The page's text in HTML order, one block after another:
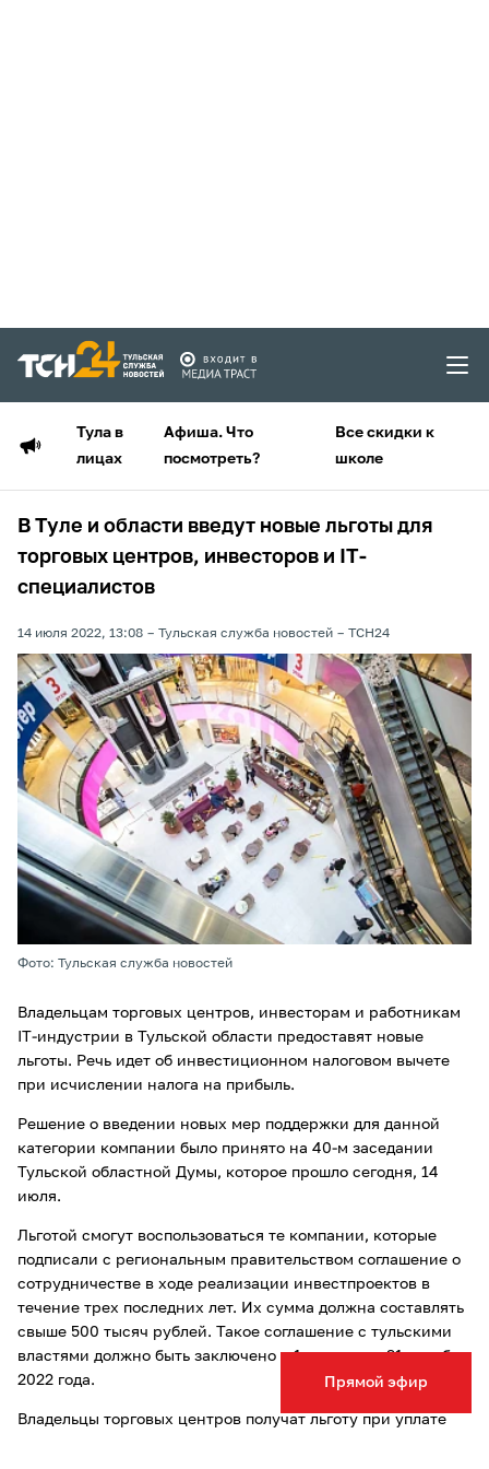
Тула в
лицах
Афиша. Что
посмотреть?
Все скидки к
школе
Прямой эфир
В Туле и области введут новые льготы для
торговых центров, инвесторов и IT-
специалистов
14 июля 2022, 13:08 Тульская служба новостей ТСН24
Фото: Тульская служба новостей
Владельцам торговых центров, инвесторам и работникам
IT-индустрии в Тульской области предоставят новые
льготы. Речь идет об инвестиционном налоговом вычете
при исчислении налога на прибыль.
Решение о введении новых мер поддержки для данной
категории компании было принято на 40-м заседании
Тульской областной Думы, которое прошло сегодня, 14
июля.
Льготой смогут воспользоваться те компании, которые
подписали с региональным правительством соглашение о
сотрудничестве в ходе реализации инвестпроектов в
течение трех последних лет. Их сумма должна составлять
свыше 500 тысяч рублей. Такое соглашение с тульскими
властями должно быть заключено с 1 января по 31 декабря
2022 года.
Владельцы торговых центров получат льготу при уплате